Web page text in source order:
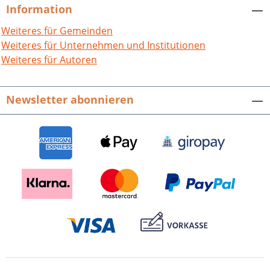
einzigartiger Weise. Hrsg. vom Landkreis
Rastatt, Landrat Jürgen Bäuerle.
Redaktion: Martin Walter, Leiter des
Kreisarchivs Rastatt. 256 S. mit 310
ISBN 978-3-89735-738-9. 12,90
Presseinformation als pdf-Datei zum
Download Buch-Cover als tif-Datei zum
Information
Weiteres für Gemeinden
Weiteres für Unternehmen und Institutionen
Weiteres für Autoren
Newsletter abonnieren